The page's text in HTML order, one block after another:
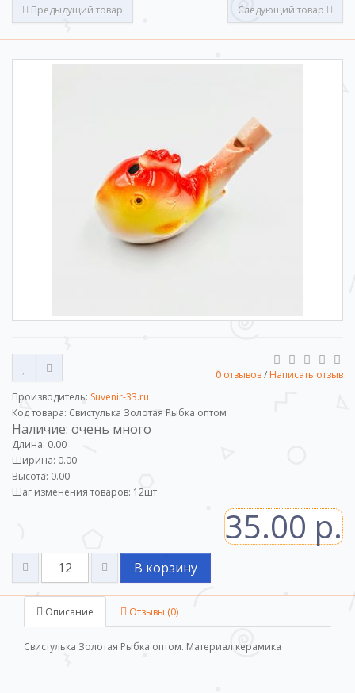
Предыдущий товар Следующий товар
0 отзывов/ Написать отзыв
Производитель: Suvenir-33.ru
Код товара: Свистулька Золотая Рыбка оптом
Наличие: очень много
Длина: 0.00
Ширина: 0.00
Высота: 0.00
Шаг изменения товаров: 12шт
35.00 р.
В корзину
Описание Отзывы (0)
Свистулька Золотая Рыбка оптом. Материал керамика